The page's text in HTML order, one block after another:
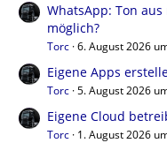
WhatsApp: Ton
möglich?
Torc 6. August 2026
Eigene Apps
Torc 5. August 2026
Eigene Cloud
Torc 1. August 2026